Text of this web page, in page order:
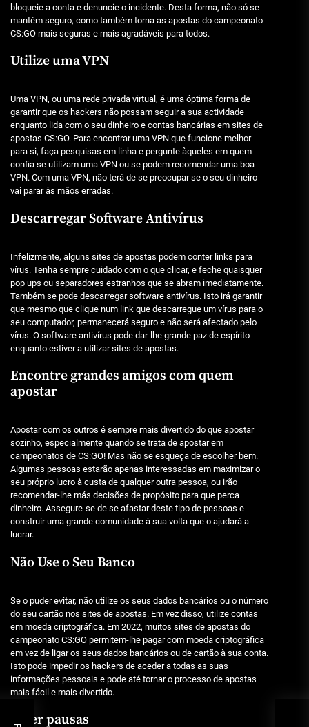
bloqueie a conta e denuncie o incidente. Desta forma, não só se
mantém seguro, como também torna as apostas do campeonato
CS:GO mais seguras e mais agradáveis para todos.
Utilize uma VPN
Uma VPN, ou uma rede privada virtual, é uma óptima forma de
garantir que os hackers não possam seguir a sua actividade
enquanto lida com o seu dinheiro e contas bancárias em sites de
apostas CS:GO. Para encontrar uma VPN que funcione melhor
para si, faça pesquisas em linha e pergunte àqueles em quem
confia se utilizam uma VPN ou se podem recomendar uma boa
VPN. Com uma VPN, não terá de se preocupar se o seu dinheiro
vai parar às mãos erradas.
Descarregar Software Antivírus
Infelizmente, alguns sites de apostas podem conter links para
vírus. Tenha sempre cuidado com o que clicar, e feche quaisquer
pop ups ou separadores estranhos que se abram imediatamente.
Também se pode descarregar software antivírus. Isto irá garantir
que mesmo que clique num link que descarregue um vírus para o
seu computador, permanecerá seguro e não será afectado pelo
vírus. O software antivírus pode dar-lhe grande paz de espírito
enquanto estiver a utilizar sites de apostas.
Encontre grandes amigos com quem
apostar
Apostar com os outros é sempre mais divertido do que apostar
sozinho, especialmente quando se trata de apostar em
campeonatos de CS:GO! Mas não se esqueça de escolher bem.
Algumas pessoas estarão apenas interessadas em maximizar o
seu próprio lucro à custa de qualquer outra pessoa, ou irão
recomendar-lhe más decisões de propósito para que perca
dinheiro. Assegure-se de se afastar deste tipo de pessoas e
construir uma grande comunidade à sua volta que o ajudará a
lucrar.
Não Use o Seu Banco
Se o puder evitar, não utilize os seus dados bancários ou o número
do seu cartão nos sites de apostas. Em vez disso, utilize contas
em moeda criptográfica. Em 2022, muitos sites de apostas do
campeonato CS:GO permitem-lhe pagar com moeda criptográfica
em vez de ligar os seus dados bancários ou de cartão à sua conta.
Isto pode impedir os hackers de aceder a todas as suas
informações pessoais e pode até tornar o processo de apostas
mais fácil e mais divertido.
Fazer pausas